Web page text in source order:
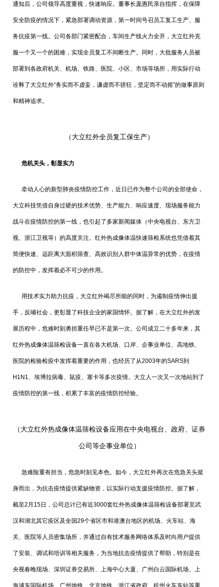
通知后，公司领导高度重视，快速响应。董事长庞惠民亲自指挥，在保障
安全防疫的情况下，紧急部署调动资源，第一时间号召员工复工生产、服
务抗疫第一线。公司各部门紧密配合，车间生产线火力全开，大立红外克
服一个又一个的困难，实现全员复工不间断生产。同时，大批服务人员被
部署到各政府机关、机场、铁路、医院、小区、市场等场所，用实际行动
诠释了大立红外“务实而不虚妄，谦虚而不骄狂，坚定而不动摇”的做事原则
和精神追求。
（大立红外全员复工保生产）
危机关头，彰显实力
牵动人心的新型肺炎疫情防控工作，近日已作为整个公司的全部使命，
大立科技凭借自身过硬的技术优势、生产能力、响应速度、现场服务能力
战斗在疫情防控的第一线，也引起了多家新闻媒体（中央电视台、东方卫
视、浙江卫视等）的高度关注。红外热成像体温快速筛检系统也凭借着其
简便快速、远距离大面积筛查、高效识别人群中体温异常的优势，在疫情
的防控中，发挥着必不可少的作用。
用技术实力助力抗疫，大立红外竭尽所能的同时，为遏制疫情伸出援
手，反哺社会，更彰显了科技企业的家国情怀。据了解，在大立红外的发
展历程中，危难时刻勇担重任早已不是第一次。公司成立二十多年来，其
红外热成像体温筛检设备一直在各大机场、口岸、企事业单位、高地铁、
医院的检验检疫中发挥着重要的作用，也经历了从2003年的SARS到
H1N1、埃博拉病毒、鼠疫、塞卡等多次疫情。大立人一次又一次地站到了
疫情防控的第一线，积累了丰富的疫情防控经验。
（大立红外热成像体温筛检设备应用在中央电视台、政府、证券
公司等企事业单位）
急难险重有担当，危急时刻见本色。如今，大立红外再次在危急关头挺
身而出，为抗击疫情提供紧缺物资，以实际行动支援疫情防控。据了解，
截至2月15日，公司总计已有近3000套红外热成像体温筛检设备部署至武
汉和湖北其它疫区及全国29个省区市和港澳台地区的机场、火车站、海
关、医院等人员密集场所，并通过自有技术服务网络体系及时向用户提供
了安装、调试和培训等相关服务，为当地抗击疫情提供了帮助，特别是在
央视春晚现场、深圳证券交易所、上海中心大厦、广州白云国际机场、上
海浦东国际机场、广州地铁、北京地铁、浙江省政府、杭州火车东站等重